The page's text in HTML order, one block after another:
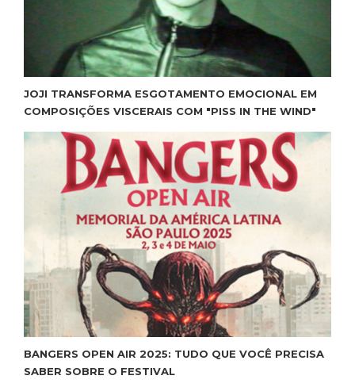
JOJI TRANSFORMA ESGOTAMENTO EMOCIONAL EM
COMPOSIÇÕES VISCERAIS COM "PISS IN THE WIND"
BANGERS OPEN AIR 2025: TUDO QUE VOCÊ PRECISA
SABER SOBRE O FESTIVAL